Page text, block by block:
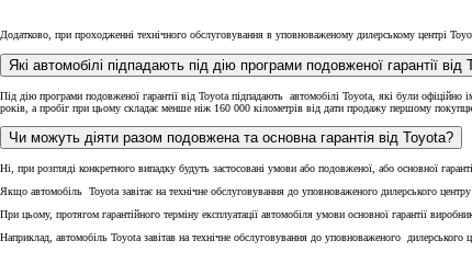
Додатково, при проходженні технічного обслуговування в уповноваженому дилерському центрі
Які автомобілі підпадають під дію програми подовженої гарантії від
Під дію програми подовженої гарантії від Toyota підпадають автомобілі Toyota, які були
років, а пробіг при цьому складає менше ніж 160 000 кілометрів від дати продажу першому
Чи можуть діяти разом подовжена та основна гарантія від Toyota?
Ні, при розгляді конкретного випадку будуть застосовані умови або подовженої, або основної
Якщо автомобіль Toyota завітає на технічне обслуговування до уповноваженого дилерського
При цьому, протягом гарантійного терміну експлуатації автомобіля умови основної гарантії
Наприклад, автомобіль Toyota завітав на технічне обслуговування до уповноваженого дилерського